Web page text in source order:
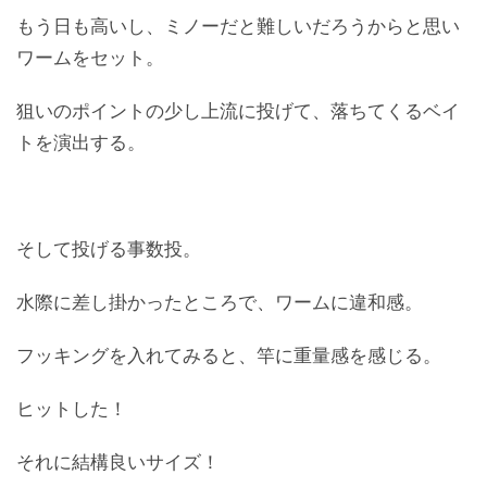
もう日も高いし、ミノーだと難しいだろうからと思い
ワームをセット。
狙いのポイントの少し上流に投げて、落ちてくるベイ
トを演出する。
そして投げる事数投。
水際に差し掛かったところで、ワームに違和感。
フッキングを入れてみると、竿に重量感を感じる。
ヒットした！
それに結構良いサイズ！